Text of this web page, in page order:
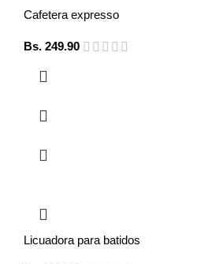
Cafetera expresso
Bs. 249.90
Licuadora para batidos